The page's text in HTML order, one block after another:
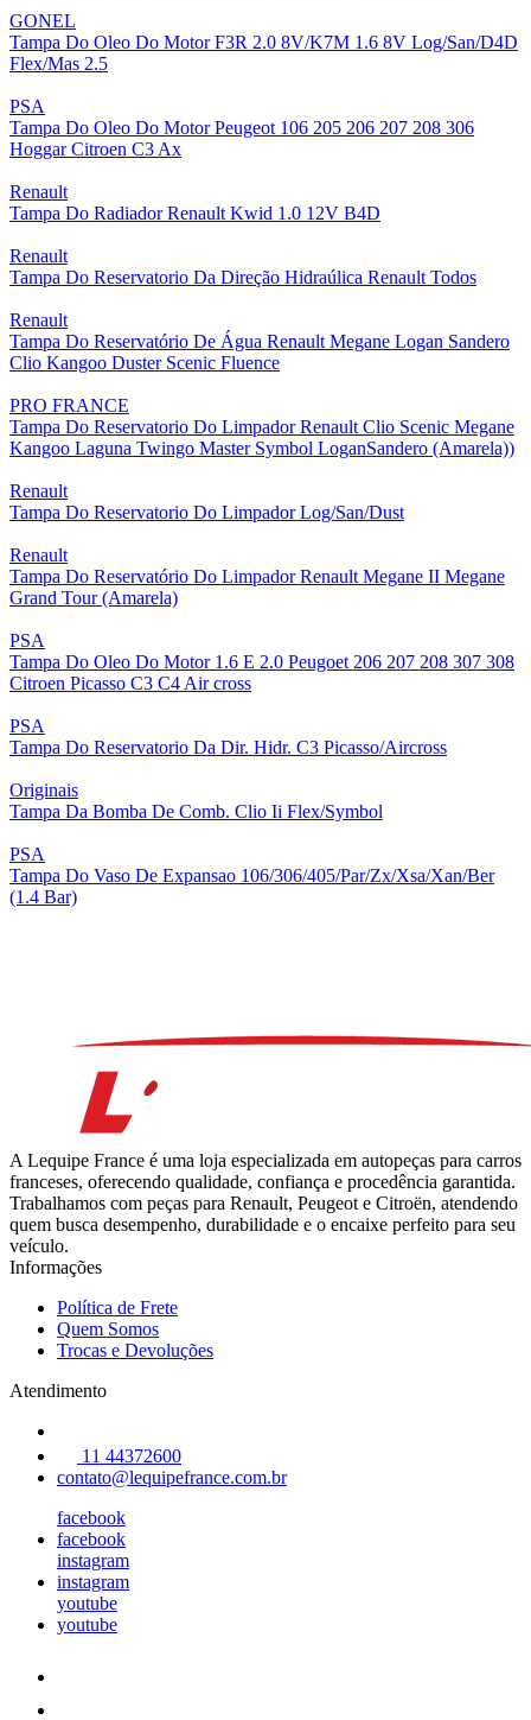
GONEL
Tampa Do Oleo Do Motor F3R 2.0 8V/K7M 1.6 8V Log/San/D4D
Flex/Mas 2.5
PSA
Tampa Do Oleo Do Motor Peugeot 106 205 206 207 208 306
Hoggar Citroen C3 Ax
Renault
Tampa Do Radiador Renault Kwid 1.0 12V B4D
Renault
Tampa Do Reservatorio Da Direção Hidraúlica Renault Todos
Renault
Tampa Do Reservatório De Água Renault Megane Logan Sandero
Clio Kangoo Duster Scenic Fluence
PRO FRANCE
Tampa Do Reservatorio Do Limpador Renault Clio Scenic Megane
Kangoo Laguna Twingo Master Symbol LoganSandero (Amarela))
Renault
Tampa Do Reservatorio Do Limpador Log/San/Dust
Renault
Tampa Do Reservatório Do Limpador Renault Megane II Megane
Grand Tour (Amarela)
PSA
Tampa Do Oleo Do Motor 1.6 E 2.0 Peugoet 206 207 208 307 308
Citroen Picasso C3 C4 Air cross
PSA
Tampa Do Reservatorio Da Dir. Hidr. C3 Picasso/Aircross
Originais
Tampa Da Bomba De Comb. Clio Ii Flex/Symbol
PSA
Tampa Do Vaso De Expansao 106/306/405/Par/Zx/Xsa/Xan/Ber
(1.4 Bar)
A Lequipe France é uma loja especializada em autopeças para carros
franceses, oferecendo qualidade, confiança e procedência garantida.
Trabalhamos com peças para Renault, Peugeot e Citroën, atendendo
quem busca desempenho, durabilidade e o encaixe perfeito para seu
veículo.
Informações
Política de Frete
Quem Somos
Trocas e Devoluções
Atendimento
11 44372600
contato@lequipefrance.com.br
facebook
facebook
instagram
instagram
youtube
youtube